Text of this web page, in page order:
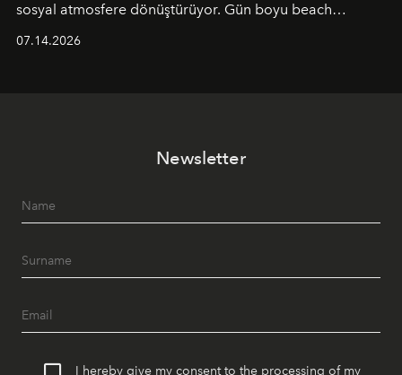
sosyal atmosfere dönüştürüyor. Gün boyu beach
geceye taşıyarak her hafta farklı bir deneyim sunuyor.
07.14.2026
Newsletter
I hereby give my consent to the processing of my